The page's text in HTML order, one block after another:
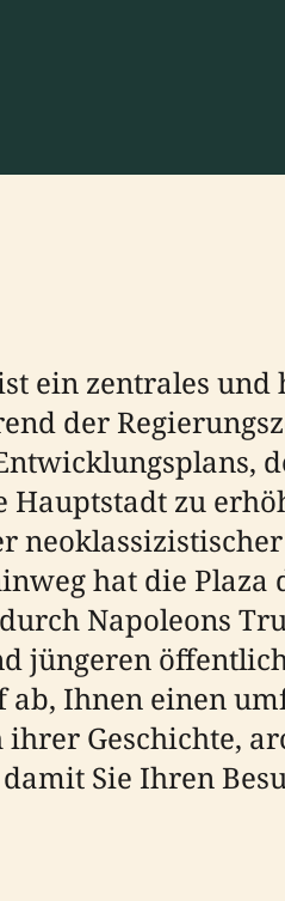
ein zentrales
der
Hauptstadt zu
hat die Plaza
Napoleons
jüngeren
Ihnen einen
Geschichte,
Sie Ihren